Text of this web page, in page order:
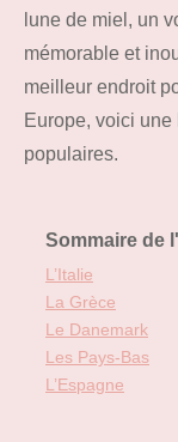
lune de miel, un
mémorable et
meilleur endroit
Europe, voici
populaires.
Sommaire de
L’Italie
La Grèce
Le Danemark
Les Pays-Bas
L’Espagne